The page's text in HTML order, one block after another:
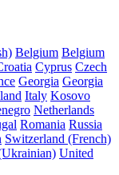
Belgium Belgium
Cyprus Czech
Georgia Georgia
Italy Kosovo
Netherlands
Romania Russia
Switzerland (French)
United